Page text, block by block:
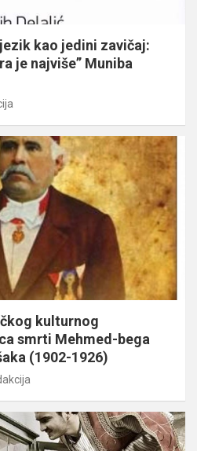
kao jedini zavičaj:
je najviše” Muniba
kulturnog
smrti Mehmed-bega
(1902-1926)